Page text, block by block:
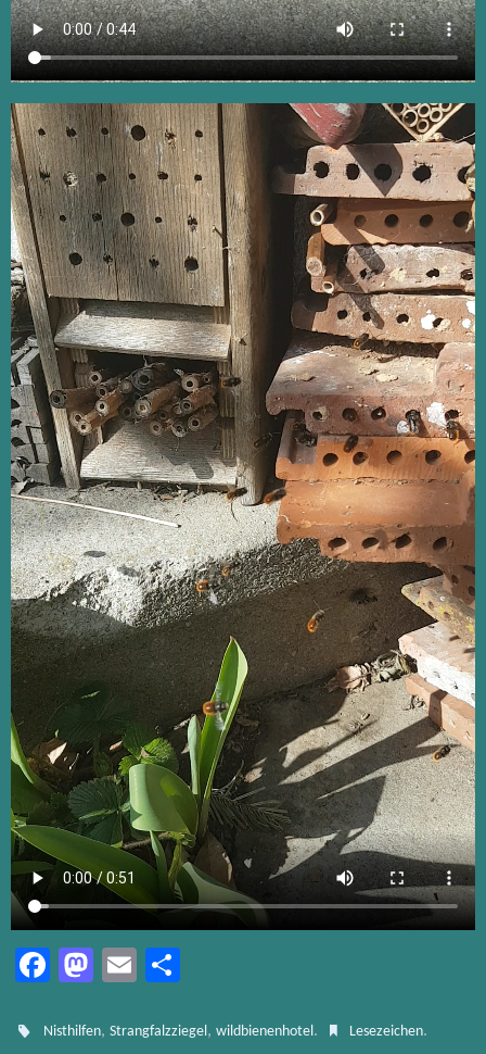
Fa
b
M
to
E
ail n
Nisthilfen,Strangfalzziegel,wildbienenhotel. Lesezeichen.